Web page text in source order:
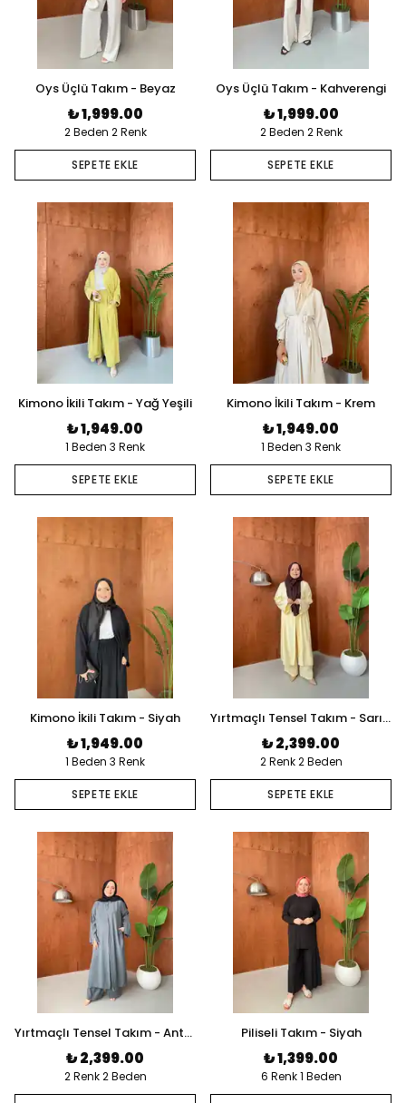
Oys Üçlü Takım - Beyaz
₺ 1,999.00
2 Beden 2 Renk
SEPETE EKLE
Oys Üçlü Takım - Kahverengi
₺ 1,999.00
2 Beden 2 Renk
SEPETE EKLE
Kimono İkili Takım - Yağ Yeşili
₺ 1,949.00
1 Beden 3 Renk
SEPETE EKLE
Kimono İkili Takım - Krem
₺ 1,949.00
1 Beden 3 Renk
SEPETE EKLE
Kimono İkili Takım - Siyah
₺ 1,949.00
1 Beden 3 Renk
SEPETE EKLE
Yırtmaçlı Tensel Takım - Sarı Pembe
₺ 2,399.00
2 Renk 2 Beden
SEPETE EKLE
Yırtmaçlı Tensel Takım - Antrasit
₺ 2,399.00
2 Renk 2 Beden
Piliseli Takım - Siyah
₺ 1,399.00
6 Renk 1 Beden